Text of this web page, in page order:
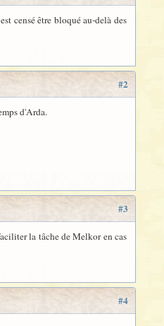
censé être bloqué au-delà des
#2
d'Arda.
#3
la tâche de Melkor en cas
#4